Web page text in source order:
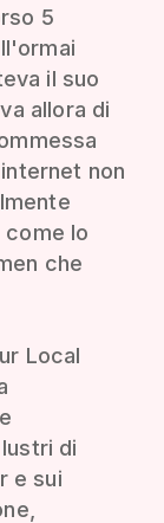
5
il suo
allora di
non
lo
che
Local
di
e sui